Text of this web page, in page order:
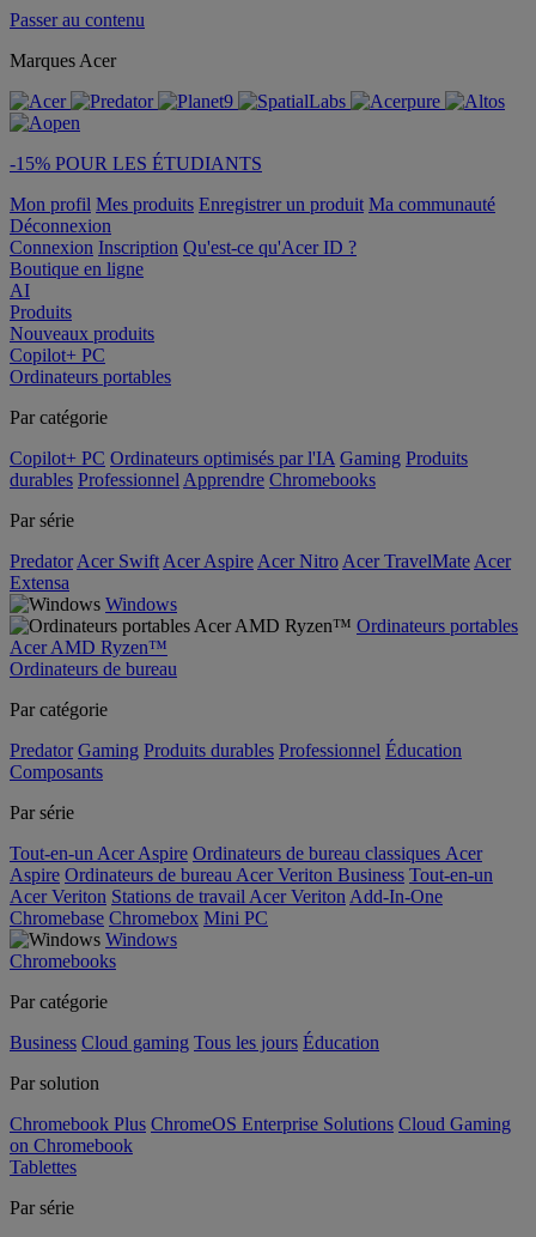
Passer au contenu
Marques Acer
-15% POUR LES ÉTUDIANTS
Mon profil Mes produits Enregistrer un produit Ma communauté
Déconnexion
Connexion Inscription Qu'est-ce qu'Acer ID ?
Boutique en ligne
AI
Produits
Nouveaux produits
Copilot+ PC
Ordinateurs portables
Par catégorie
Copilot+ PC Ordinateurs optimisés par l'IA Gaming Produits
durables Professionnel Apprendre Chromebooks
Par série
Predator Acer Swift Acer Aspire Acer Nitro Acer TravelMate Acer
Extensa
Windows
Ordinateurs portables
Acer AMD Ryzen™
Ordinateurs de bureau
Par catégorie
Predator Gaming Produits durables Professionnel Éducation
Composants
Par série
Tout-en-un Acer Aspire Ordinateurs de bureau classiques Acer
Aspire Ordinateurs de bureau Acer Veriton Business Tout-en-un
Acer Veriton Stations de travail Acer Veriton Add-In-One
Chromebase Chromebox Mini PC
Windows
Chromebooks
Par catégorie
Business Cloud gaming Tous les jours Éducation
Par solution
Chromebook Plus ChromeOS Enterprise Solutions Cloud Gaming
on Chromebook
Tablettes
Par série